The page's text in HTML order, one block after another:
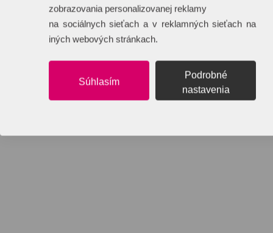
zobrazovania personalizovanej reklamy
na sociálnych sieťach a v reklamných sieťach na
iných webových stránkach.
Súhlasím
Podrobné
nastavenia